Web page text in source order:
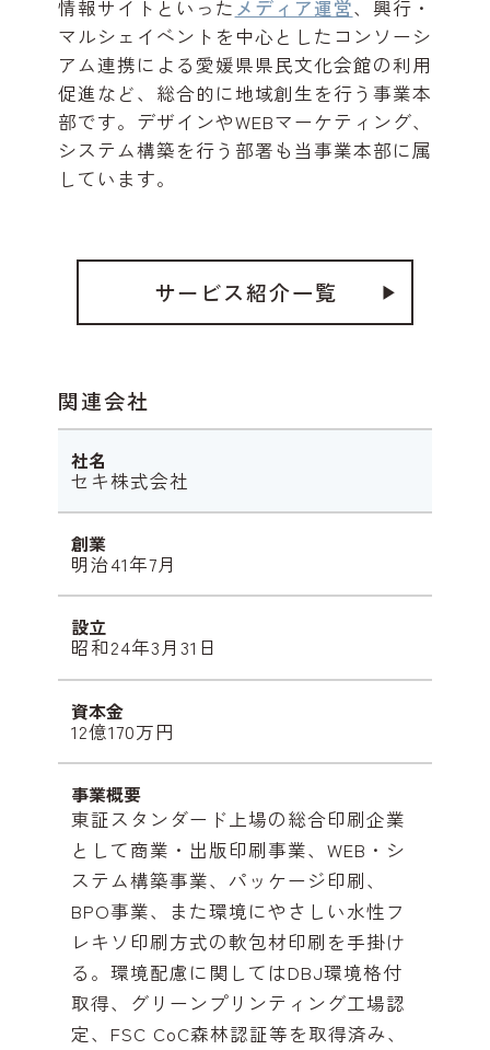
情報サイトといった メディア運営、興行・
マルシェイベントを中心としたコンソーシ
アム連携による愛媛県県民文化会館の利用
促進など、総合的に地域創生を行う事業本
部です。デザインやWEBマーケティング、
システム構築を行う部署も当事業本部に属
しています。
サービス紹介一覧
関連会社
社名
セキ株式会社
創業
明治41年7月
設立
昭和24年3月31日
資本金
12億170万円
事業概要
東証スタンダード上場の総合印刷企業
として商業・出版印刷事業、WEB・シ
ステム構築事業、パッケージ印刷、
BPO事業、また環境にやさしい水性フ
レキソ印刷方式の軟包材印刷を手掛け
る。環境配慮に関してはDBJ環境格付
取得、グリーンプリンティング工場認
定、FSC CoC森林認証等を取得済み、